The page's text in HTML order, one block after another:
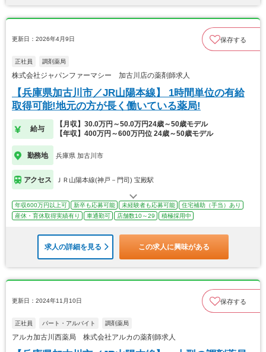
更新日：2026年4月9日 保存する
正社員 調剤薬局
株式会社ジャパンファーマシー 加古川店の薬剤師求人
【兵庫県加古川市／JR山陽本線】 1時間単位の有給
取得可能!地元の方が長く働いている薬局!
給与
【月収】30.0万円～50.0万円24歳～50歳モデル
【年収】400万円～600万円位 24歳～50歳モデル
勤務地 兵庫県 加古川市
アクセス ＪＲ山陽本線(神戸－門司) 宝殿駅
年収600万円以上可 新卒も応募可能 未経験者も応募可能
住宅補助（手当）あり
産休・育休取得実績有り
車通勤可 店舗数10～29 積極採用中
求人の詳細を見る この求人に興味がある
更新日：2024年11月10日 保存する
正社員 パート・アルバイト 調剤薬局
アルカ加古川西薬局 株式会社アルカの薬剤師求人